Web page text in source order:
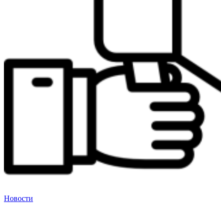
Новости